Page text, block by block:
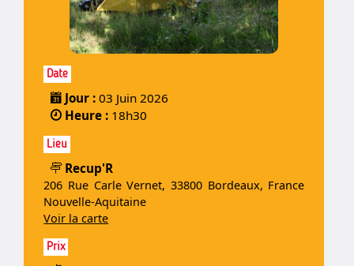
Date
Jour :03 Juin 2026
Heure : 18h30
Lieu
Recup'R
206 Rue Carle Vernet, 33800 Bordeaux, France
Nouvelle-Aquitaine
Voir la carte
Prix